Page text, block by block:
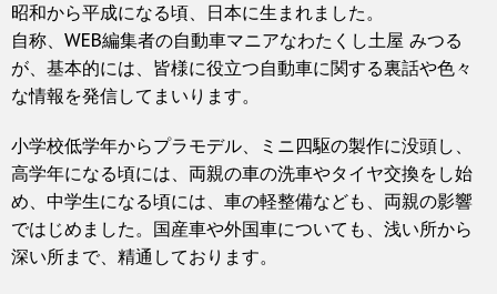
昭和から平成になる頃、日本に生まれました。
自称、WEB編集者の自動車マニアなわたくし土屋 みつる
が、基本的には、皆様に役立つ自動車に関する裏話や色々
な情報を発信してまいります。
小学校低学年からプラモデル、ミニ四駆の製作に没頭し、
高学年になる頃には、両親の車の洗車やタイヤ交換をし始
め、中学生になる頃には、車の軽整備なども、両親の影響
ではじめました。国産車や外国車についても、浅い所から
深い所まで、精通しております。